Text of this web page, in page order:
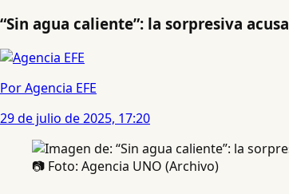
“Sin agua caliente”: la sorpresiva
Por Agencia EFE
29 de julio de 2025, 17:20
📷 Foto: Agencia UNO (Archivo)